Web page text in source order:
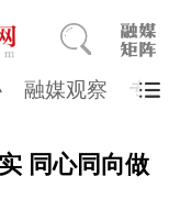
融媒观察 专题
同心同向做